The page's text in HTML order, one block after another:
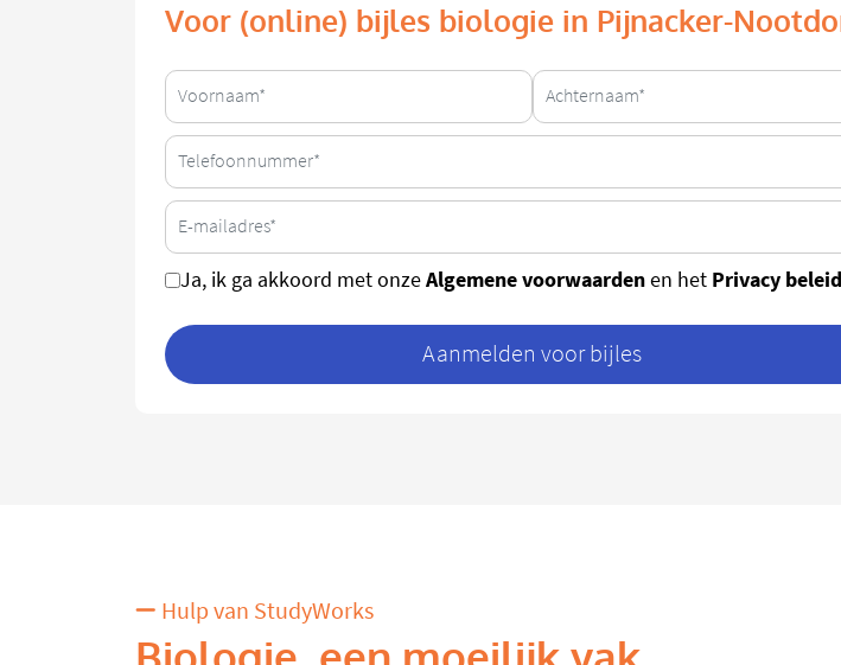
Voor (online) bijles biologie in Pijnacker-
Ja, ik ga akkoord met onzeAlgemene voorwaardenen het Privacy beleid
Aanmelden voor bijles
Hulp van StudyWorks